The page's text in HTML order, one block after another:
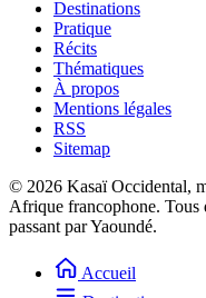
Destinations
Pratique
Récits
Thématiques
À propos
Mentions légales
RSS
Sitemap
© 2026 Kasaï Occidental,
Afrique francophone. Tous
passant par Yaoundé.
Accueil